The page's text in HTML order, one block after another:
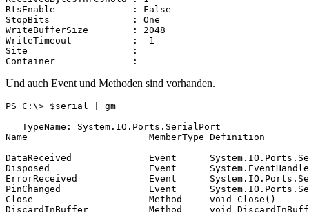
RtsEnable              : False
StopBits               : One
WriteBufferSize        : 2048
WriteTimeout           : -1
Site                   :
Container              :
Und auch Event und Methoden sind vorhanden.
PS C:\> $serial | gm
   TypeName: System.IO.Ports.SerialPort
Name                      MemberType Definition
----                      ---------- ----------
DataReceived              Event
Disposed                  Event      System.EventHandler
ErrorReceived             Event
PinChanged                Event
Close                     Method     void Close()
DiscardInBuffer           Method     void